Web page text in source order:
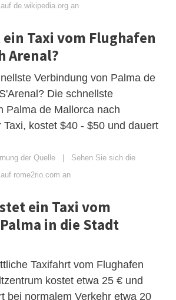
de.wikipedia.org an
ein Taxi vom Flughafen
Arenal?
Verbindung von Palma de
Die schnellste
Palma de Mallorca nach
Taxi, kostet $40 - $50 und dauert
der Quelle | Sehen Sie sich die
rome2rio.com an
ein Taxi vom
in die Stadt
Taxifahrt vom Flughafen
kostet etwa 25 € und
bei normalem Verkehr etwa 20